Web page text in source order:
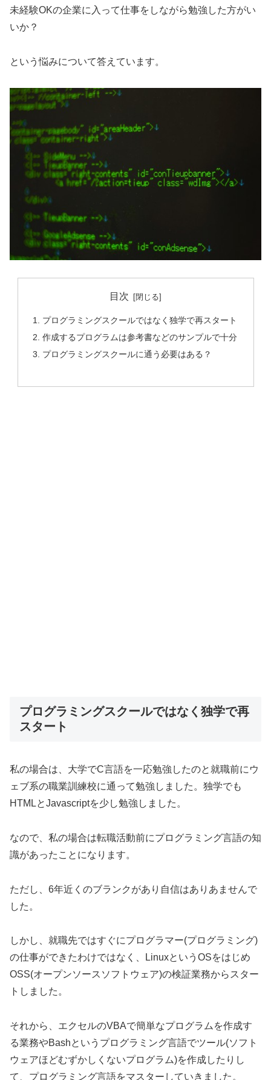
未経験OKの企業に入って仕事をしながら勉強した方がい
いか？
という悩みについて答えています。
目次
プログラミングスクールではなく独学で再スタート
作成するプログラムは参考書などのサンプルで十分
プログラミングスクールに通う必要はある？
プログラミングスクールではなく独学で再
スタート
私の場合は、大学でC言語を一応勉強したのと就職前にウ
ェブ系の職業訓練校に通って勉強しました。独学でも
HTMLとJavascriptを少し勉強しました。
なので、私の場合は転職活動前にプログラミング言語の知
識があったことになります。
ただし、6年近くのブランクがあり自信はありあませんで
した。
しかし、就職先ではすぐにプログラマー(プログラミング)
の仕事ができたわけではなく、LinuxというOSをはじめ
OSS(オープンソースソフトウェア)の検証業務からスター
トしました。
それから、エクセルのVBAで簡単なプログラムを作成す
る業務やBashというプログラミング言語でツール(ソフト
ウェアほどむずかしくないプログラム)を作成したりし
て、プログラミング言語をマスターしていきました。